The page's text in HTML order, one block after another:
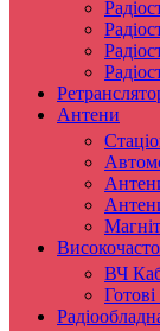
Антени
ВЧ
Готові